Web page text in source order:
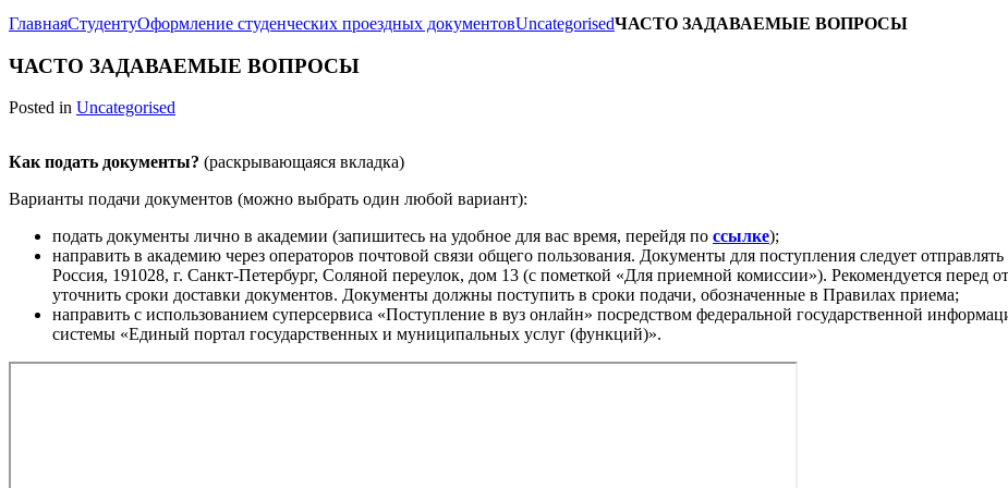
ГлавнаяСтудентуОформление студенческих проездных документовUncategorisedЧАСТО ЗАДАВАЕМЫЕ ВОПРОСЫ
ЧАСТО ЗАДАВАЕМЫЕ ВОПРОСЫ
Posted in Uncategorised
Как подать документы? (раскрывающаяся вкладка)
Варианты подачи документов (можно выбрать один любой вариант):
подать документы лично в академии (запишитесь на удобное для вас время, перейдя по ссылке);
направить в академию через операторов почтовой связи общего пользования. Документы для поступления следует отправлять
Россия, 191028, г. Санкт-Петербург, Соляной переулок, дом 13 (с пометкой «Для приемной комиссии»). Рекомендуется перед
уточнить сроки доставки документов. Документы должны поступить в сроки подачи, обозначенные в Правилах приема;
направить с использованием суперсервиса «Поступление в вуз онлайн» посредством федеральной государственной
системы «Единый портал государственных и муниципальных услуг (функций)».